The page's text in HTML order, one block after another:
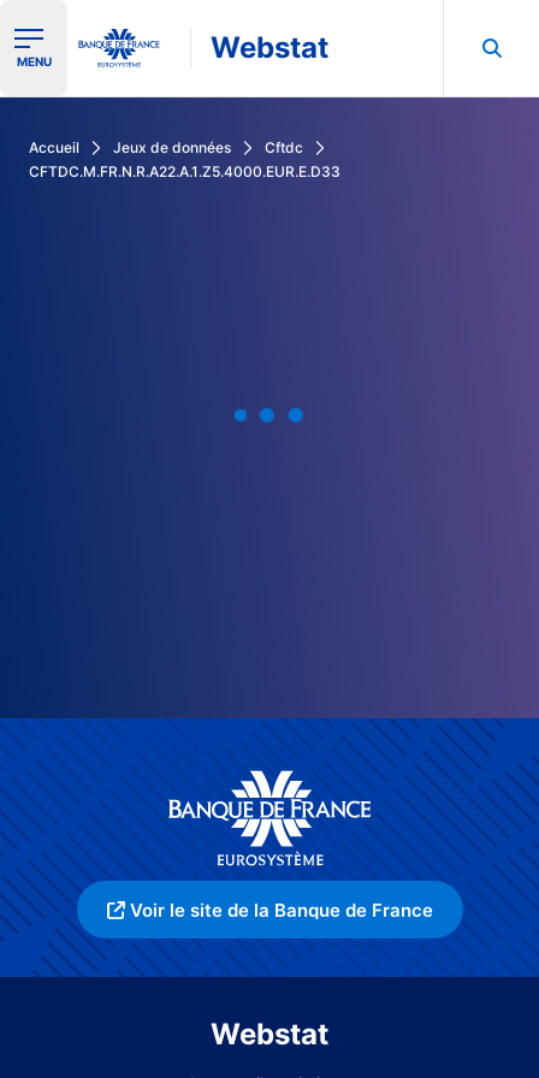
Ouvrir le menu de navigation
MENU Webstat
Accueil Jeux de données
Cftdc
CFTDC.M.FR.N.R.A22.A.1.Z5.4000.EUR.E.D33
Voir le site de la Banque de France
Webstat